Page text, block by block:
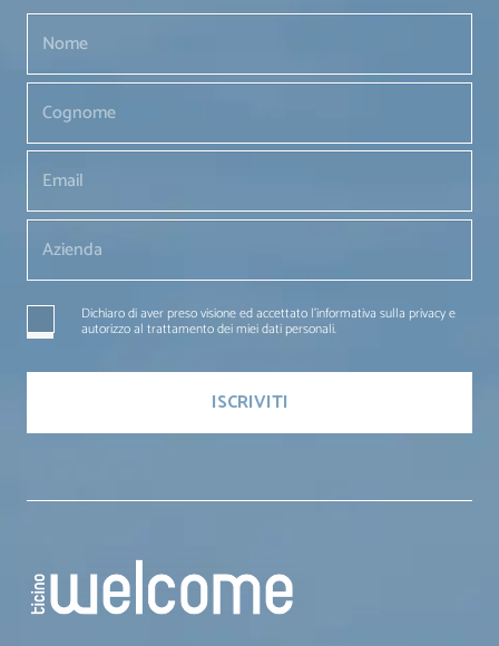
Dichiaro di aver preso visione ed accettato l'informativa sulla privacy e
autorizzo al trattamento dei miei dati personali.